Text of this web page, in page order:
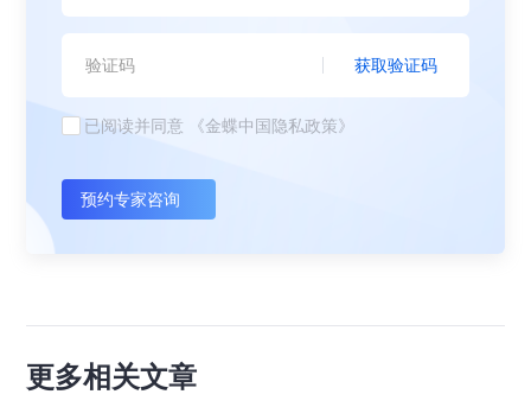
获取验证码
已阅读并同意 《金蝶中国隐私政策》
预约专家咨询
更多相关文章